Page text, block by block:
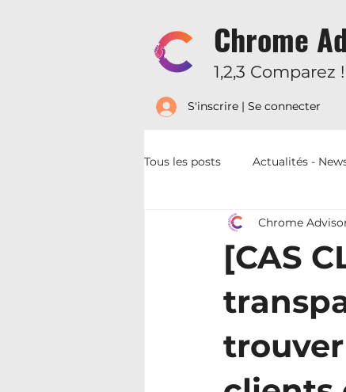
Chrome
1,2,3 Comparez !
S'inscrire | Se connecter
Tous les posts Actualités -
Lexique - Conditions -
[CAS
Chrome